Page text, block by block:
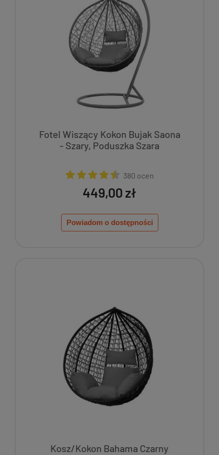
Fotel Wiszący Kokon Bujak Saona
- Szary, Poduszka Szara
380 ocen
449,00 zł
Powiadom o dostępności
Kosz/Kokon Bahama Czarny